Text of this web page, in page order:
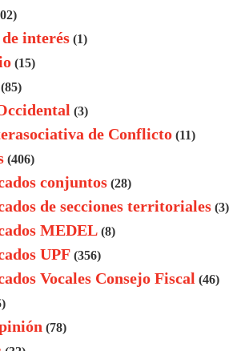
interés (1)
(15)
(85)
(3)
de Conflicto (11)
(406)
conjuntos (28)
de secciones territoriales (3)
MEDEL (8)
UPF (356)
Vocales Consejo Fiscal (46)
(78)